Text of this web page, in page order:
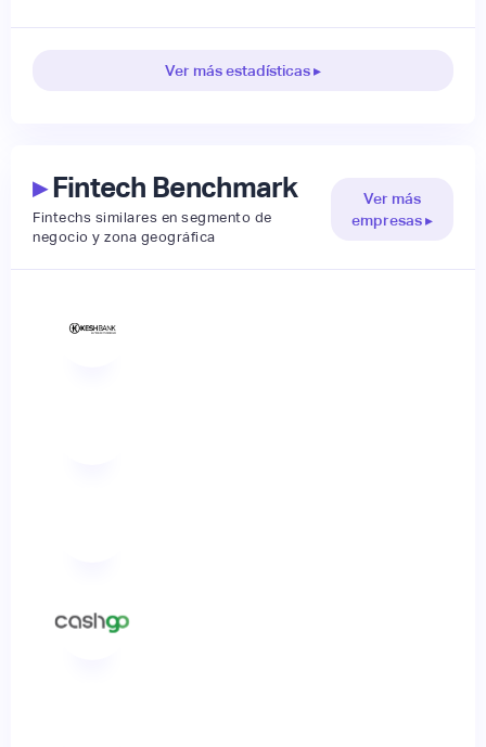
Ver más estadísticas ▸
▸Fintech Benchmark
Fintechs similares en segmento de
negocio y zona geográfica
Ver más
empresas ▸